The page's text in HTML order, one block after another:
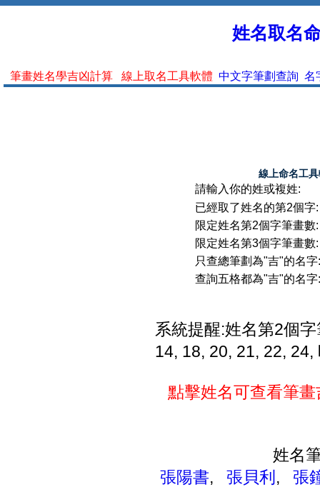
姓名取名
筆畫姓名學吉凶計算 線上取名工具軟體 中文字筆劃查詢 名
線上命名工
請輸入你的姓或複姓:
已經取了姓名的第2個字:
限定姓名第2個字筆畫數:
限定姓名第3個字筆畫數:
只查總筆劃為"吉"的名字
查詢五格都為"吉"的名字
系統提醒:姓名第2個
14, 18, 20, 21, 22,
點擊姓名可查看筆
姓名
張陽書, 張貝利 , 張